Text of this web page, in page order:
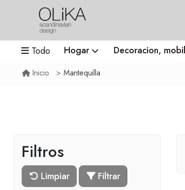
Todo Hogar Decoracion,
Inicio Mantequilla
Filtros
Limpiar Filtrar